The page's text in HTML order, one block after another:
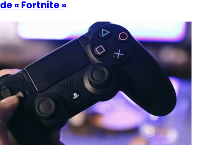
de « Fortnite »